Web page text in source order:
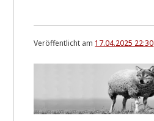
Veröffentlicht am 17.04.2025 22:30